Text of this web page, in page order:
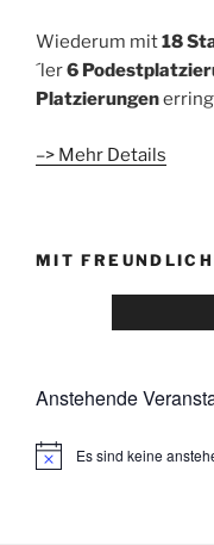
Wiederum mit18
´ler6
Platzierungen
–> Mehr Details
MIT
Anstehende
H
Es sind keine